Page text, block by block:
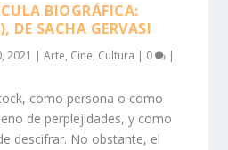
BIOGRÁFICA:
DE SACHA GERVASI
2021 |Arte, Cine, Cultura | 0 |
como persona o como
de perplejidades, y como
descifrar. No obstante, el